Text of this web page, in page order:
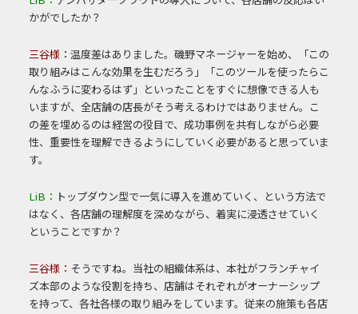
かがでしたか？
三谷様： 温度差はありました。磯野マネージャーを始め、「この
取り組みはこんな効果を生むだろう」「このツールを使ったらこ
んなふうに変わるはず」といったことをすぐに想像できる人も
いますが、全店舗の店長がそう考えるわけではありません。こ
の差を埋めるのは経営の役目で、成功事例を共有しながら必要
性、重要性を理解できるようにしていく必要があると思っていま
す。
LiB： トップダウン型で一気に導入を進めていく、という方法で
はなく、各店舗の理解度を深めながら、着実に浸透させていく
ということですか？
三谷様： そうですね。当社の組織体系は、本社がフランチャイ
ズ本部のような役割を持ち、店舗はそれぞれがオーナーシップ
を持って、各社各様の取り組みをしています。従来の施策も各店